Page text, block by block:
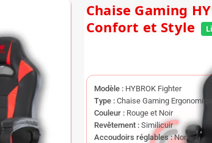
Chaise Gaming HYBROK Fighter |
Confort et Style
Modèle : HYBROK Fighter
Type : Chaise Gaming Ergonomique
Couleur : Rouge et Noir
Revêtement : Similicuir
Accoudoirs réglables :Non